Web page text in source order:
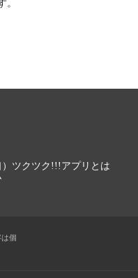
。
ツクツク!!!アプリとは
個